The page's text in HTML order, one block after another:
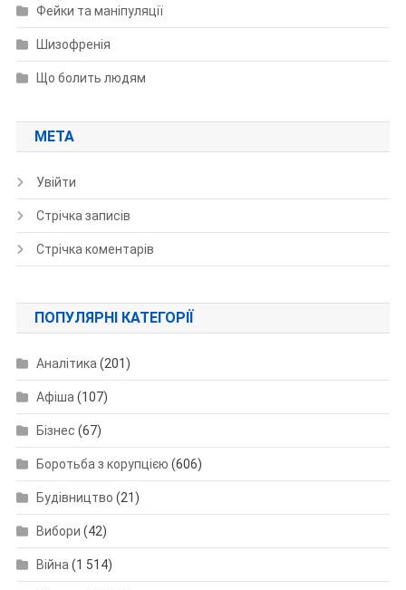
Фейки та маніпуляції
Шизофренія
Що болить людям
МЕТА
Увійти
Стрічка записів
Стрічка коментарів
ПОПУЛЯРНІ КАТЕГОРІЇ
Аналітика(201)
Афіша(107)
Бізнес (67)
Боротьба з корупцією (606)
Будівництво (21)
Вибори (42)
Війна(1 514)